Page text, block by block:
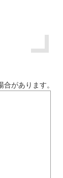
があります。